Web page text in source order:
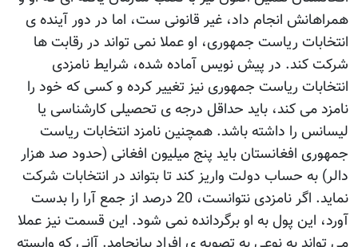
همراهانش انجام داد، غير قانونی ست، اما در دور آينده ی
انتخابات ریاست جمهوری، او عملا نمی تواند در رقابت ها
شرکت کند. در پيش نويس آماده شده، شرایط نامزدی
انتخابات رياست جمهوری نيز تغيير کرده و کسی که خود را
نامزد می کند، باید حداقل درجه ی تحصیلی کارشناسی یا
لیسانس را داشته باشد. همچنین نامزد انتخابات رياست
جمهوری افغانستان باید پنج ميليون افغانی (حدود صد هزار
دالر) به حساب دولت واريز کند تا بتواند در انتخابات شرکت
نماید. اگر نامزدی نتوانست، 20 درصد از جمع آرا را بدست
آورد، اين پول به او برگردانده نمی شود. اين قسمت نيز عملا